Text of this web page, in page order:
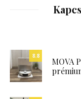
8.8
MOVA